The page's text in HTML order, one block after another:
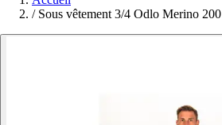
/ Sous vêtement 3/4 Odlo Merino 200